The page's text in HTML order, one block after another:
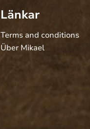
Länkar
Terms and conditions
Über Mikael